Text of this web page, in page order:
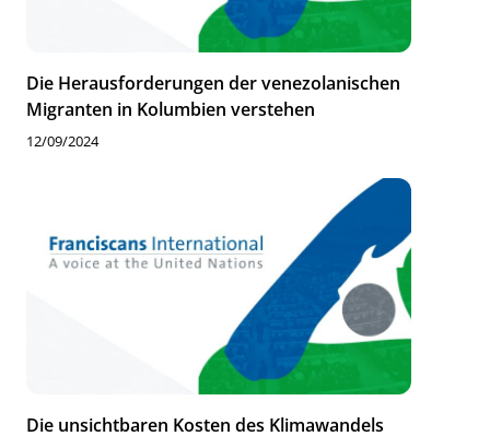
Die Herausforderungen der venezolanischen
Migranten in Kolumbien verstehen
12/09/2024
Die unsichtbaren Kosten des Klimawandels